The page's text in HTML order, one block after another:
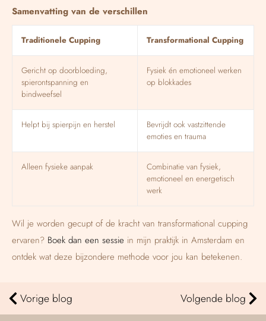
Samenvatting van de verschillen
Traditionele Cupping Transformational Cupping
Gericht op doorbloeding,
spierontspanning en
bindweefsel
Fysiek én emotioneel werken
op blokkades
Helpt bij spierpijn en herstel
Bevrijdt ook vastzittende
emoties en trauma
Alleen fysieke aanpak
Combinatie van fysiek,
emotioneel en energetisch
werk
Wil je worden gecupt of de kracht van transformational cupping
ervaren? Boek dan een sessie in mijn praktijk in Amsterdam en
ontdek wat deze bijzondere methode voor jou kan betekenen.
Vorige blog Volgende blog